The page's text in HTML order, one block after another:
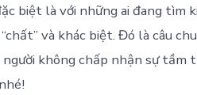
biệt là với những ai đang
và khác biệt. Đó là câu
không chấp nhận sự tầm